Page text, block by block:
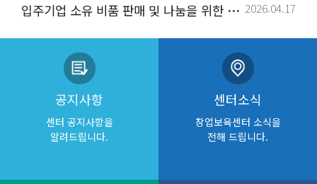
입주기업 소유 비품 판매 및 나눔을 위한 공유창고 운영 안내 2026.04.17
공지사항
센터 공지사항을
알려드립니다.
센터소식
창업보육센터 소식을
전해 드립니다.